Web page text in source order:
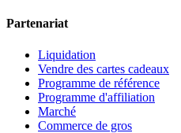
Partenariat
Liquidation
Vendre des cartes cadeaux
Programme de référence
Programme d'affiliation
Marché
Commerce de gros